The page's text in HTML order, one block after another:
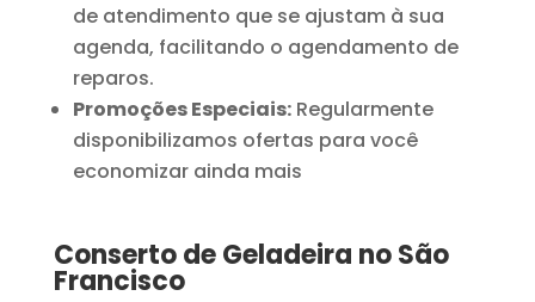
de atendimento que se ajustam à sua
agenda, facilitando o agendamento de
reparos.
Promoções Especiais:Regularmente
disponibilizamos ofertas para você
economizar ainda mais
Conserto de Geladeira no São
Francisco